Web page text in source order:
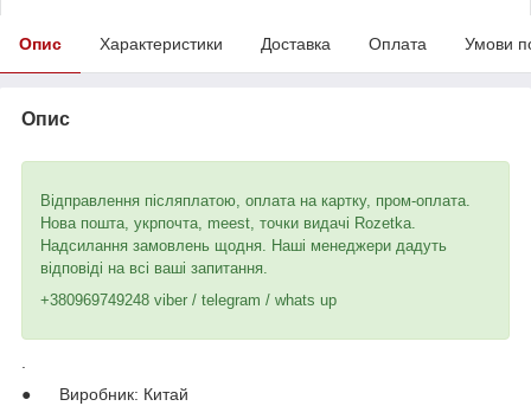
Опис Характеристики Доставка Оплата Умови
Опис
Відправлення післяплатою, оплата на картку, пром-оплата.
Нова пошта, укрпочта, meest, точки видачі Rozetka.
Надсилання замовлень щодня. Наші менеджери дадуть
відповіді на всі ваші запитання.
+380969749248 viber / telegram / whats up
● Виробник: Китай